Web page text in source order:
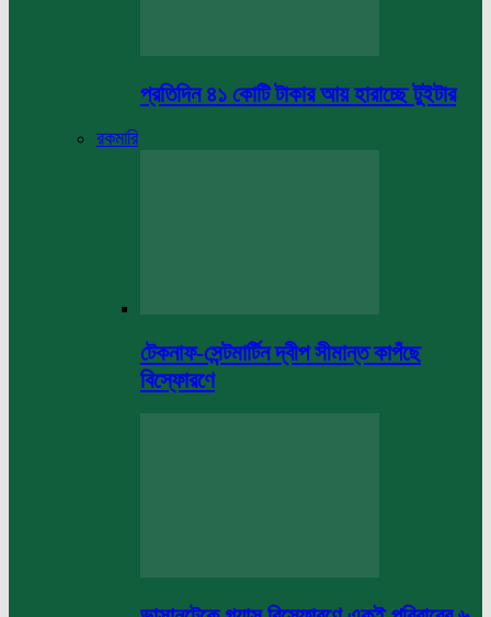
প্রতিদিন ৪১ কোটি টাকার আয় হারাচ্ছে টুইটার
রকমারি
টেকনাফ-সেন্টমার্টিন দ্বীপ সীমান্ত কাপঁছে
বিস্ফোরণে